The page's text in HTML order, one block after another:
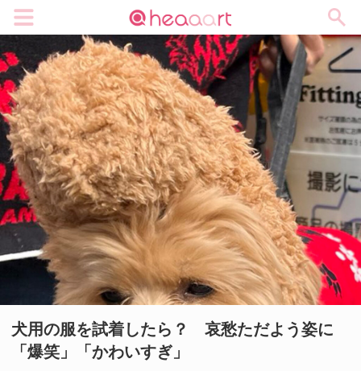
犬用の服を試着したら？ 哀愁ただよう姿に
「爆笑」「かわいすぎ」